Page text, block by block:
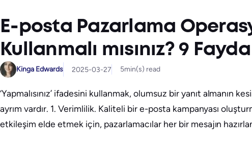
E-posta Pazarlama
Kullanmalı mısınız? 9 Fayda
Kinga Edwards 2025-03-27 5min(s) read
‘Yapmalısınız’ ifadesini kullanmak, olumsuz bir yanıt almanın
ayrım vardır. 1. Verimlilik. Kaliteli bir e-posta kampanyası
etkileşim elde etmek için, pazarlamacılar her bir mesajın